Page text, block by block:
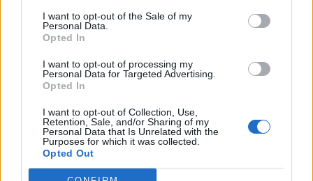
I want to opt-out of the Sale of my
Personal Data.
Opted In
I want to opt-out of processing my
Personal Data for Targeted Advertising.
Opted In
I want to opt-out of Collection, Use,
Retention, Sale, and/or Sharing of my
Personal Data that Is Unrelated with the
Purposes for which it was collected.
Opted Out
educativo
importanti proposte per supportare
L’assessora Isabella Conti ha evidenziato la
necessità di “avviare un protocollo per
intercettare i bambini plusdotati e